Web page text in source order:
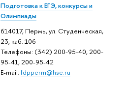
Подготовка к ЕГЭ, конкурсы и
Олимпиады
614017, Пермь, ул. Студенческая,
23, каб. 106
Телефоны: (342) 200-95-40, 200-
95-41, 200-95-42
E-mail: fdpperm@hse.ru